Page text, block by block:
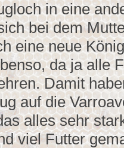
in eine
bei dem
eine neue
da ja alle
Damit
auf die
alles sehr
viel Futter